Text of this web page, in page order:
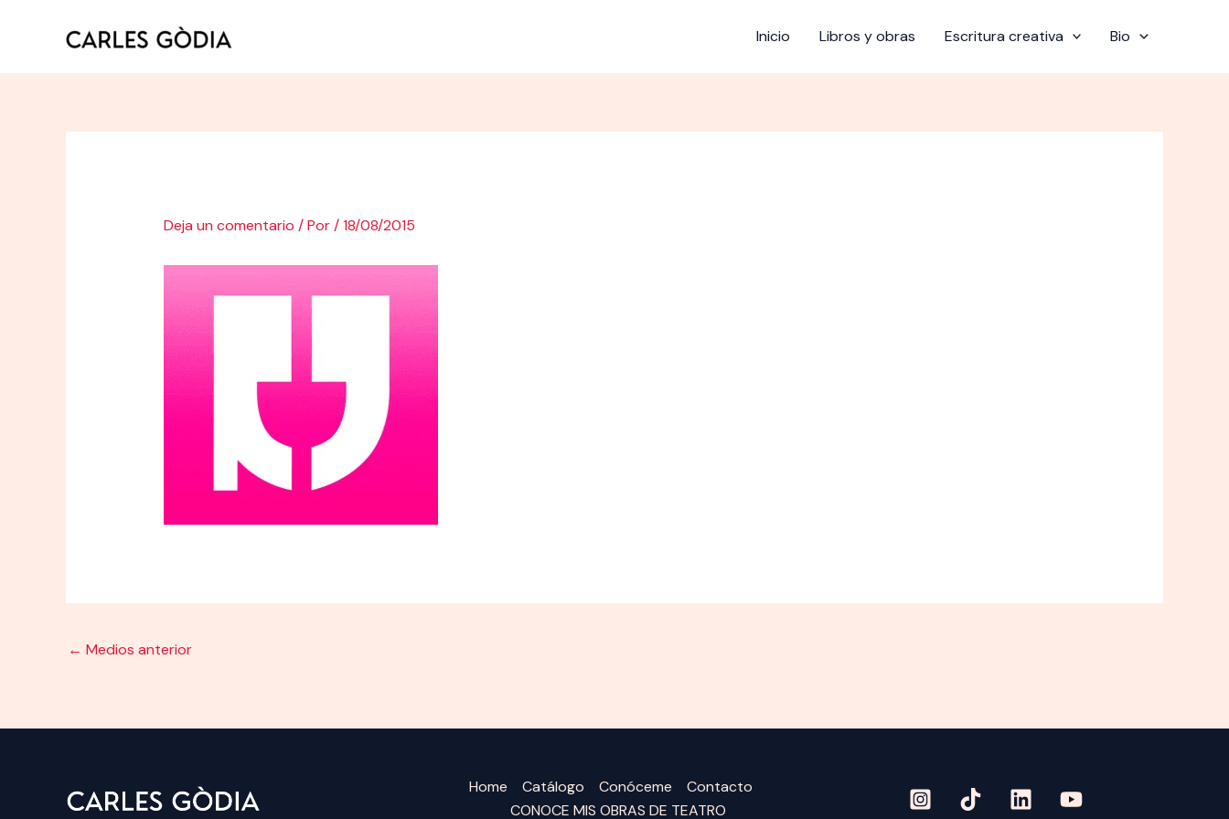
Inicio Libros y obras Escritura creativa Bio
Deja un comentario / Por/18/08/2015
← Medios anterior
Home Catálogo Conóceme
Contacto
CONOCE MIS OBRAS DE TEATRO